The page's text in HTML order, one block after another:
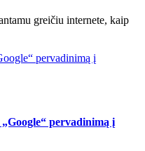
greičiu internete, kaip
pervadinimą į
pervadinimą į